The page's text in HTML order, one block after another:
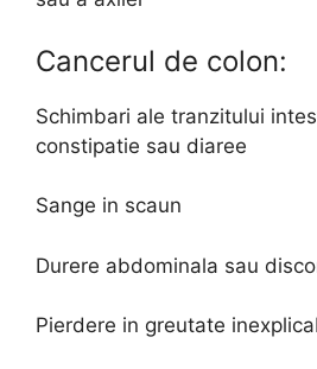
Cancerul de colon:
Schimbari ale tranzitului
constipatie sau diaree
Sange in scaun
Durere abdominala sau
Pierdere in greutate